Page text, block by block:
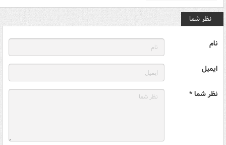
نظر شما
نام
ایمیل
نظر شما *